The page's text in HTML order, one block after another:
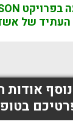
העתיד של
אודות